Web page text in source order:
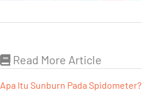
Read More Article
Apa Itu Sunburn Pada Spidometer?